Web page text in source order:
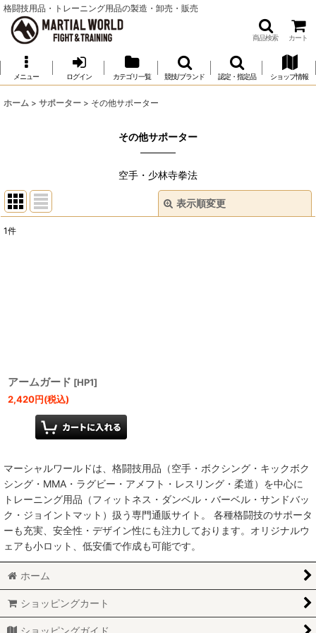
格闘技用品・トレーニング用品の製造・卸売・販売
商品検索 カート
メニュー ログイン カテゴリ一覧 競技/ブランド 認定・指定品 ショップ情報
ホーム > サポーター > その他サポーター
その他サポーター
空手・少林寺拳法
表示順変更
1件
アームガード [HP1]
2,420円(税込)
マーシャルワールドは、格闘技用品（空手・ボクシング・キックボク
シング・MMA・ラグビー・アメフト・レスリング・柔道）を中心に
トレーニング用品（フィットネス・ダンベル・バーベル・サンドバッ
ク・ジョイントマット）扱う専門通販サイト。 各種格闘技のサポータ
ーも充実、安全性・デザイン性にも注力しております。オリジナルウ
ェアも小ロット、低安価で作成も可能です。
ホーム
ショッピングカート
ショッピングガイド